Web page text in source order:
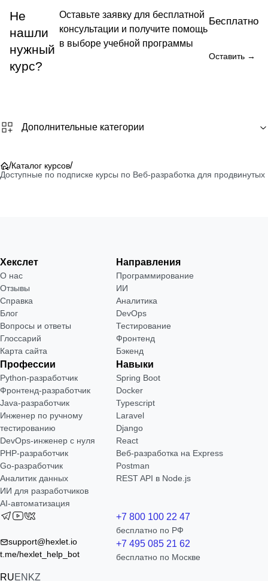
Не
нашли
нужный
курс?
Оставьте заявку для бесплатной
консультации и получите помощь
в выборе учебной программы
Бесплатно
Оставить →
Дополнительные категории
/Каталог курсов/
Доступные по подписке курсы по Веб-разработка для продвинутых
Хекслет
О нас
Отзывы
Справка
Блог
Вопросы и ответы
Глоссарий
Карта сайта
Направления
Программирование
ИИ
Аналитика
DevOps
Тестирование
Фронтенд
Бэкенд
Профессии
Python-разработчик
Фронтенд-разработчик
Java-разработчик
Инженер по ручному
тестированию
DevOps-инженер с нуля
РНР-разработчик
Go-разработчик
Аналитик данных
ИИ для разработчиков
AI-автоматизация
Навыки
Spring Boot
Docker
Typescript
Laravel
Django
React
Веб-разработка на Express
Postman
REST API в Node.js
support@hexlet.io
t.me/hexlet_help_bot
RUEN KZ
+7 800 100 22 47
бесплатно по РФ
+7 495 085 21 62
бесплатно по Москве